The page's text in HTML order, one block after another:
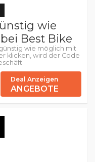
wie
Best Bike
wie möglich mit
klicken, wird der Code
Deal Anzeigen
ANGEBOTE